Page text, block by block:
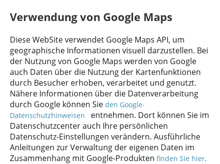
Verwendung von Google Maps
Diese WebSite verwendet Google Maps API, um
geographische Informationen visuell darzustellen. Bei
der Nutzung von Google Maps werden von Google
auch Daten über die Nutzung der Kartenfunktionen
durch Besucher erhoben, verarbeitet und genutzt.
Nähere Informationen über die Datenverarbeitung
durch Google können Sie den Google-
Datenschutzhinweisen
entnehmen. Dort können Sie im
Datenschutzcenter auch Ihre persönlichen
Datenschutz-Einstellungen verändern. Ausführliche
Anleitungen zur Verwaltung der eigenen Daten im
Zusammenhang mit Google-Produkten finden Sie hier.